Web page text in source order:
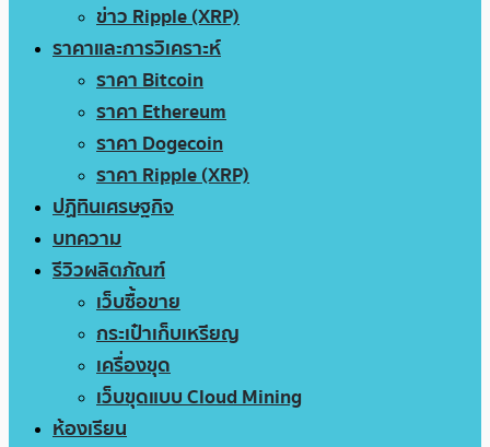
ข่าว Ripple (XRP)
ราคาและการวิเคราะห์
ราคา Bitcoin
ราคา Ethereum
ราคา Dogecoin
ราคา Ripple (XRP)
ปฏิทินเศรษฐกิจ
บทความ
รีวิวผลิตภัณฑ์
เว็บซื้อขาย
กระเป๋าเก็บเหรียญ
เครื่องขุด
เว็บขุดแบบ Cloud Mining
ห้องเรียน